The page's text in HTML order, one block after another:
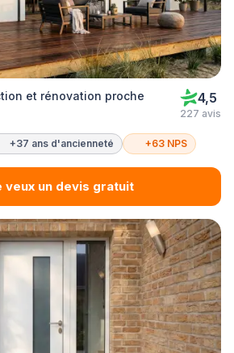
et rénovation proche
4,5
227 avis
+37 ans d'ancienneté +63 NPS
veux un devis gratuit